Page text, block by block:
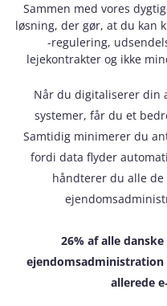
Sammen med vores
løsning, der gør, at du kan
-regulering,
lejekontrakter og ikke
Når du digitaliserer din
systemer, får du et
Samtidig minimerer du
fordi data flyder
håndterer du alle
26% af alle
allerede